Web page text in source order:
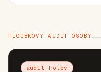
HLOUBKOVÝ AUDIT OSOBY
audit hotov